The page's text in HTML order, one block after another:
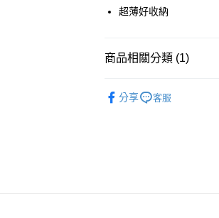
• 付款後全家取貨
• 付款後7-11取貨
超薄好收納
商品相關分類 (1)
分享
客服